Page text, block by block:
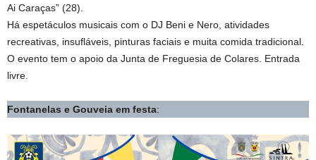
Ai Caraças” (28).
Há espetáculos musicais com o DJ Beni e Nero, atividades
recreativas, insufláveis, pinturas faciais e muita comida tradicional.
O evento tem o apoio da Junta de Freguesia de Colares. Entrada
livre.
Fontanelas e Gouveia em festa: